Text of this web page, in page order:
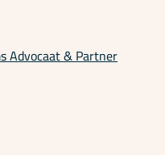
Advocaat & Partner